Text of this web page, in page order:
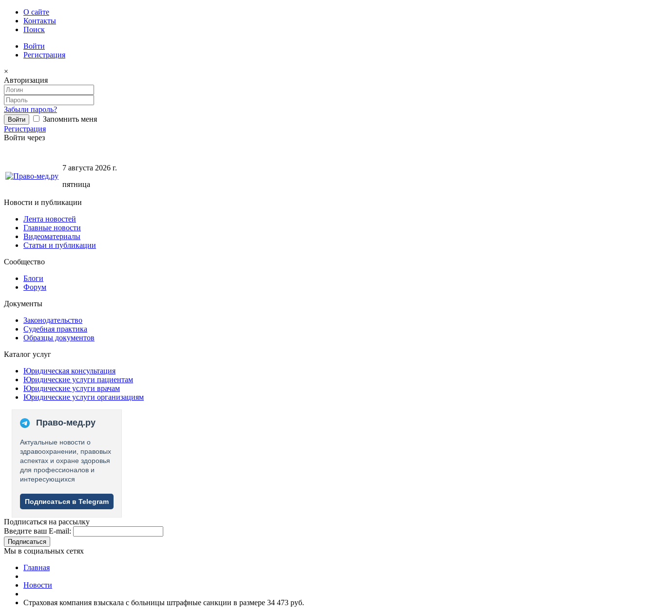
О сайте
Контакты
Поиск
Войти
Регистрация
×
Авторизация
Забыли пароль?
Запомнить меня
Регистрация
Войти через
7 августа 2026 г.
пятница
Новости и публикации
Лента новостей
Главные новости
Видеоматериалы
Статьи и публикации
Сообщество
Блоги
Форум
Документы
Законодательство
Судебная практика
Образцы документов
Каталог услуг
Юридическая консультация
Юридические услуги пациентам
Юридические услуги врачам
Юридические услуги организациям
Право-мед.ру
Актуальные новости о
здравоохранении, правовых
аспектах и охране здоровья
для профессионалов и
интересующихся
Подписаться в Telegram
Подписаться на рассылку
Введите ваш E-mail:
Подписаться
Мы в социальных сетях
Главная
Новости
Страховая компания взыскала с больницы штрафные санкции в размере 34 473 руб.